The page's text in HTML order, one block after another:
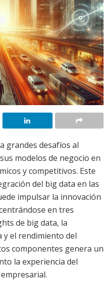
grandes desafíos al
modelos de negocio en
y competitivos. Este
del big data en las
impulsar la innovación
en tres
de big data, la
y el rendimiento del
componentes genera un
la experiencia del